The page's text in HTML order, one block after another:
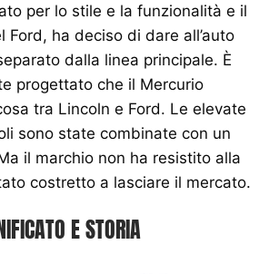
per lo stile e la funzionalità e il
Ford, ha deciso di dare all’auto
dalla linea principale. È
progettato che il Mercurio
tra Lincoln e Ford. Le elevate
sono state combinate con un
il marchio non ha resistito alla
costretto a lasciare il mercato.
E STORIA